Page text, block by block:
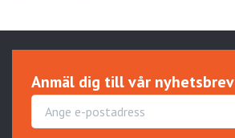
Anmäl dig till vår nyhetsbrev